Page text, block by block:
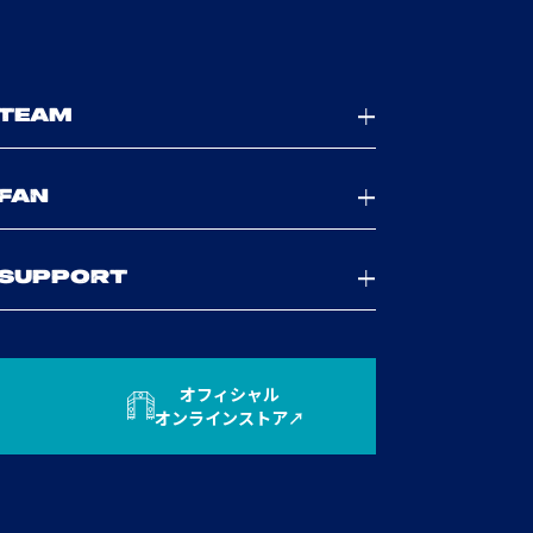
オフィシャル
オンラインストア